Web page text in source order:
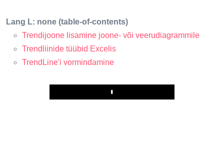
Lang L: none (table-of-contents)
Trendijoone lisamine joone- või veerudiagrammile
Trendliinide tüübid Excelis
TrendLine'i vormindamine
Play